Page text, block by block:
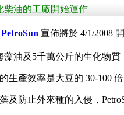
柴油的工廠開始運作
PetroSun 宣佈將於 4/1/2008
藻油及5千萬公斤的生化物質
生產效率是大豆的 30-100
及防止外來種的入侵，